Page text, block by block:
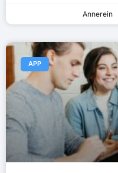
Annerein
APP